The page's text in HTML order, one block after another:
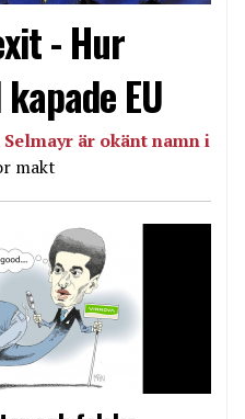
- Hur
EU
är okänt namn i
makt